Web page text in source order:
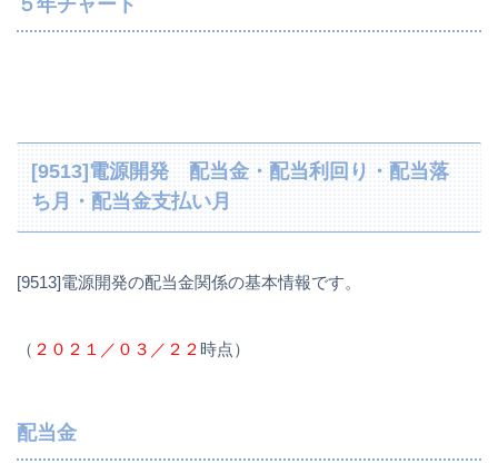
５年チャート
[9513]電源開発 配当金・配当利回り・配当落
ち月・配当金支払い月
[9513]電源開発の配当金関係の基本情報です。
（ ２０２１／０３／２２時点）
配当金